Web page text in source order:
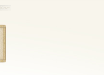
検索をリセット